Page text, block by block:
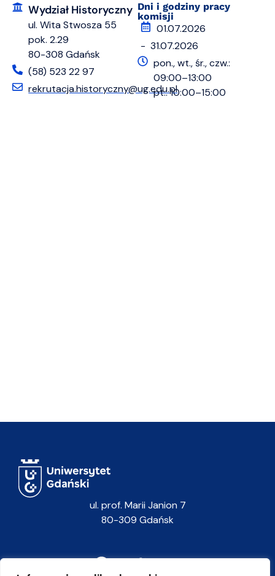
Wydział Historyczny
ul. Wita Stwosza 55
pok. 2.29
80-308 Gdańsk
(58) 523 22 97
rekrutacja.historyczny@ug.edu.pl
Dni i godziny pracy
komisji
01.07.2026
- 31.07.2026
pon., wt., śr., czw.:
09:00–13:00
pt.: 10:00–15:00
ul. prof. Marii Janion 7
80-309 Gdańsk